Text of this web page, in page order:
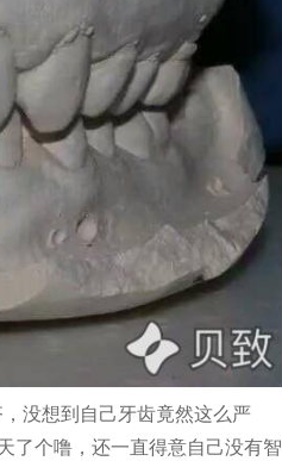
没想到自己牙齿竟然这么严
了个噜，还一直得意自己没有智